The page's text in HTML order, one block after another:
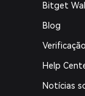
Bitget
Blog
Help
Notícias